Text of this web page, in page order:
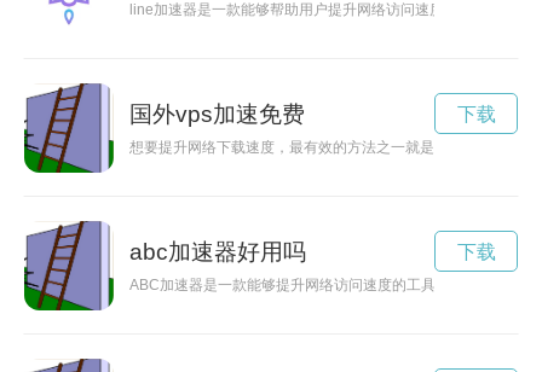
line加速器是一款能够帮助用户提升网络访问速度、保障网络
国外vps加速免费
想要提升网络下载速度，最有效的方法之一就是使用加速器。
下载
abc加速器好用吗
ABC加速器是一款能够提升网络访问速度的工具，通过它可以
下载